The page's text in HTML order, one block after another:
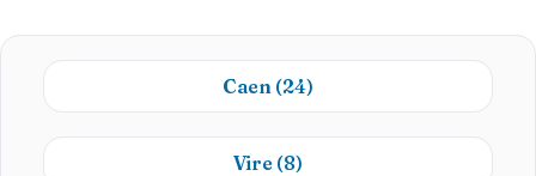
Caen (24)
Vire (8)